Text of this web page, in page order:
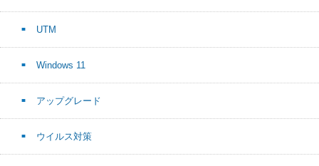
UTM
Windows 11
アップグレード
ウイルス対策